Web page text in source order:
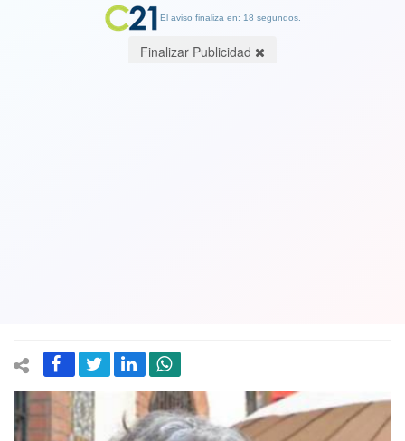
El aviso finaliza en: 18 segundos.
Finalizar Publicidad